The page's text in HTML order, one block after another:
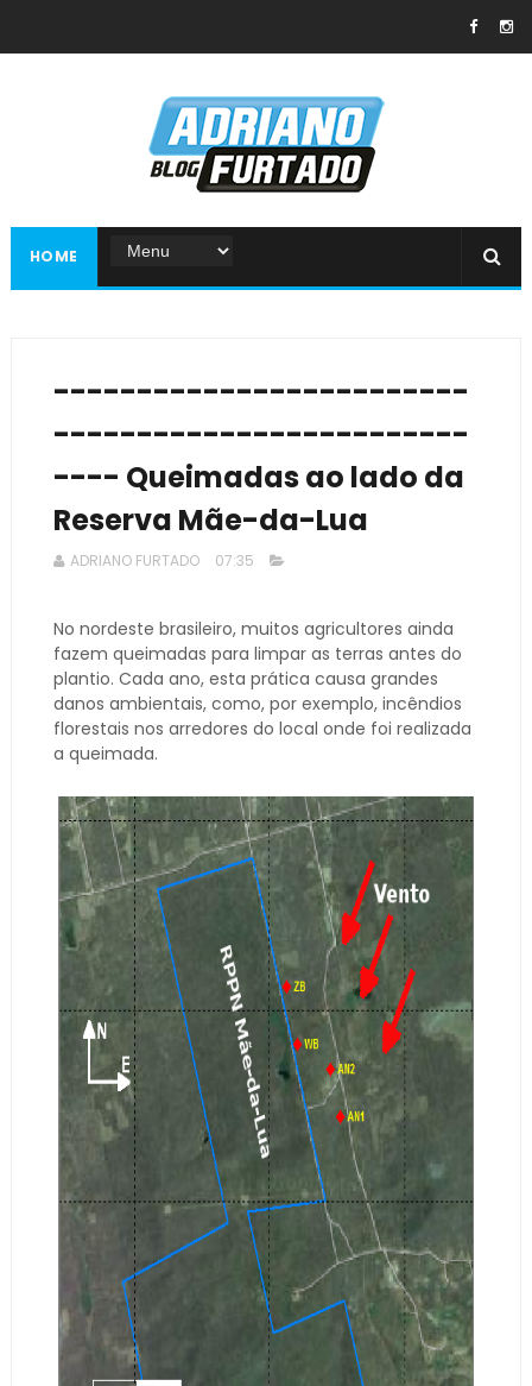
HOME
-------------------------
-------------------------
---- Queimadas ao lado da
Reserva Mãe-da-Lua
ADRIANO FURTADO 07:35
No nordeste brasileiro, muitos agricultores ainda
fazem queimadas para limpar as terras antes do
plantio. Cada ano, esta prática causa grandes
danos ambientais, como, por exemplo, incêndios
florestais nos arredores do local onde foi realizada
a queimada.